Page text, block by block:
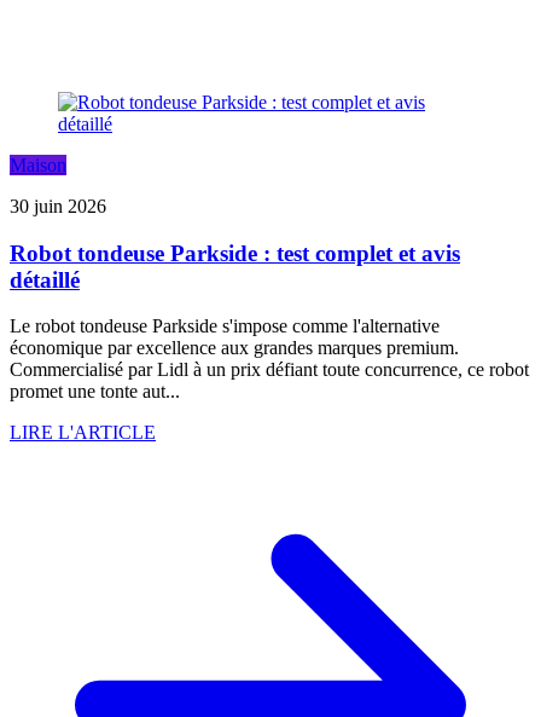
Maison
30 juin 2026
Robot tondeuse Parkside : test complet et avis
détaillé
Le robot tondeuse Parkside s'impose comme l'alternative
économique par excellence aux grandes marques premium.
Commercialisé par Lidl à un prix défiant toute concurrence, ce robot
promet une tonte aut...
LIRE L'ARTICLE